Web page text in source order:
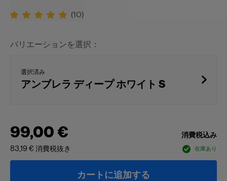
(10)
バリエーションを選択：
選択済み
アンブレラ ディープ ホワイト S
99,00 €
消費税込み
83,19 € 消費税抜き 在庫あり
カートに追加する